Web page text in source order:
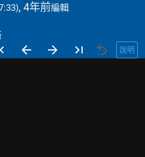
, 4年前編輯
說明